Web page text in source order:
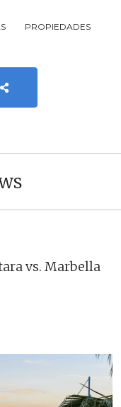
PROPIEDADES
vs. Marbella